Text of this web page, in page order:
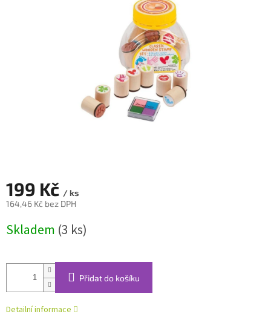
199 Kč / ks
164,46 Kč bez DPH
cena:
Skladem (3 ks)
Přidat do košíku
Detailní informace